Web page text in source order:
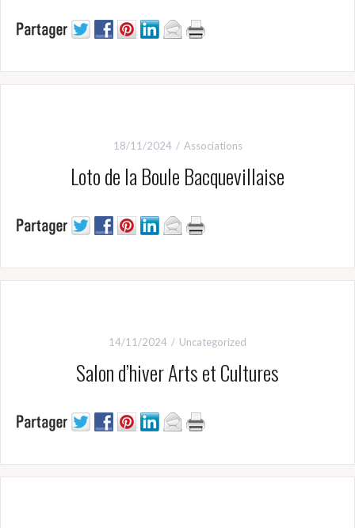
18/11/2024 Associations
Loto de la Boule Bacquevillaise
14/11/2024 Uncategorized
Salon d’hiver Arts et Cultures